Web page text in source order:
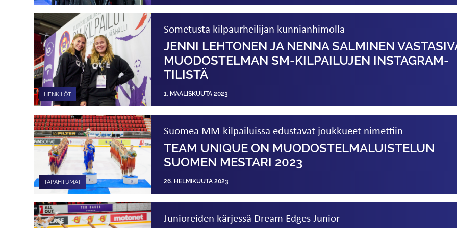
HENKILÖT
Sometusta kilpaurheilijan kunnianhimolla
JENNI LEHTONEN JA NENNA SALMINEN
MUODOSTELMAN SM-KILPAILUJEN INSTAGRAM-
TILISTÄ
1. MAALISKUUTA 2023
TAPAHTUMAT
Suomea MM-kilpailuissa edustavat joukkueet nimettiin
TEAM UNIQUE ON MUODOSTELMA­­LUISTELUN
SUOMEN MESTARI 2023
26. HELMIKUUTA 2023
Junioreiden kärjessä Dream Edges Junior